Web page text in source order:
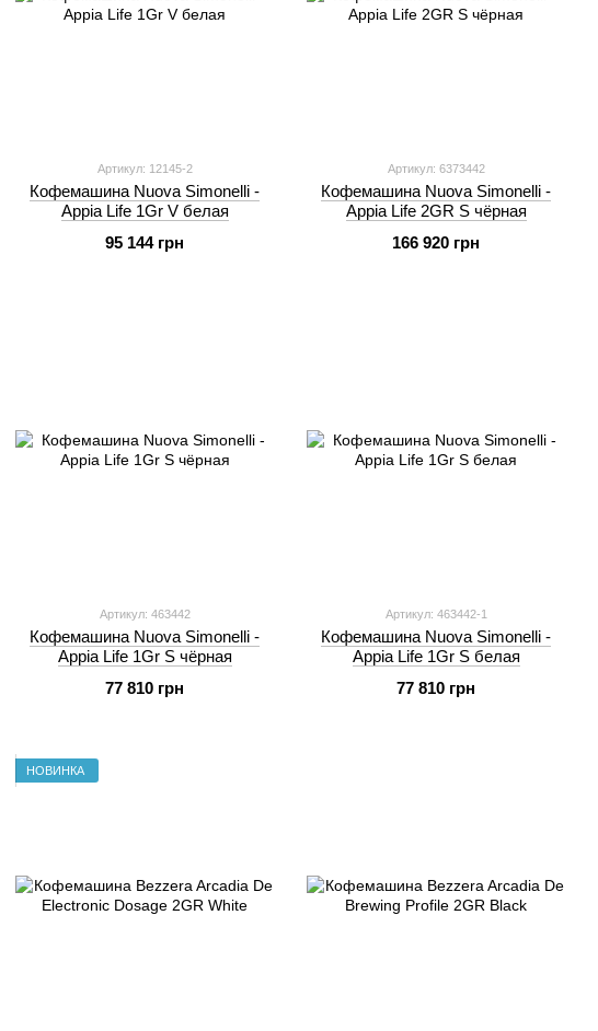
Артикул: 12145-2
Кофемашина Nuova Simonelli -
Appia Life 1Gr V белая
95 144 грн
Артикул: 6373442
Кофемашина Nuova Simonelli -
Appia Life 2GR S чёрная
166 920 грн
Артикул: 463442
Кофемашина Nuova Simonelli -
Appia Life 1Gr S чёрная
77 810 грн
Артикул: 463442-1
Кофемашина Nuova Simonelli -
Appia Life 1Gr S белая
77 810 грн
НОВИНКА